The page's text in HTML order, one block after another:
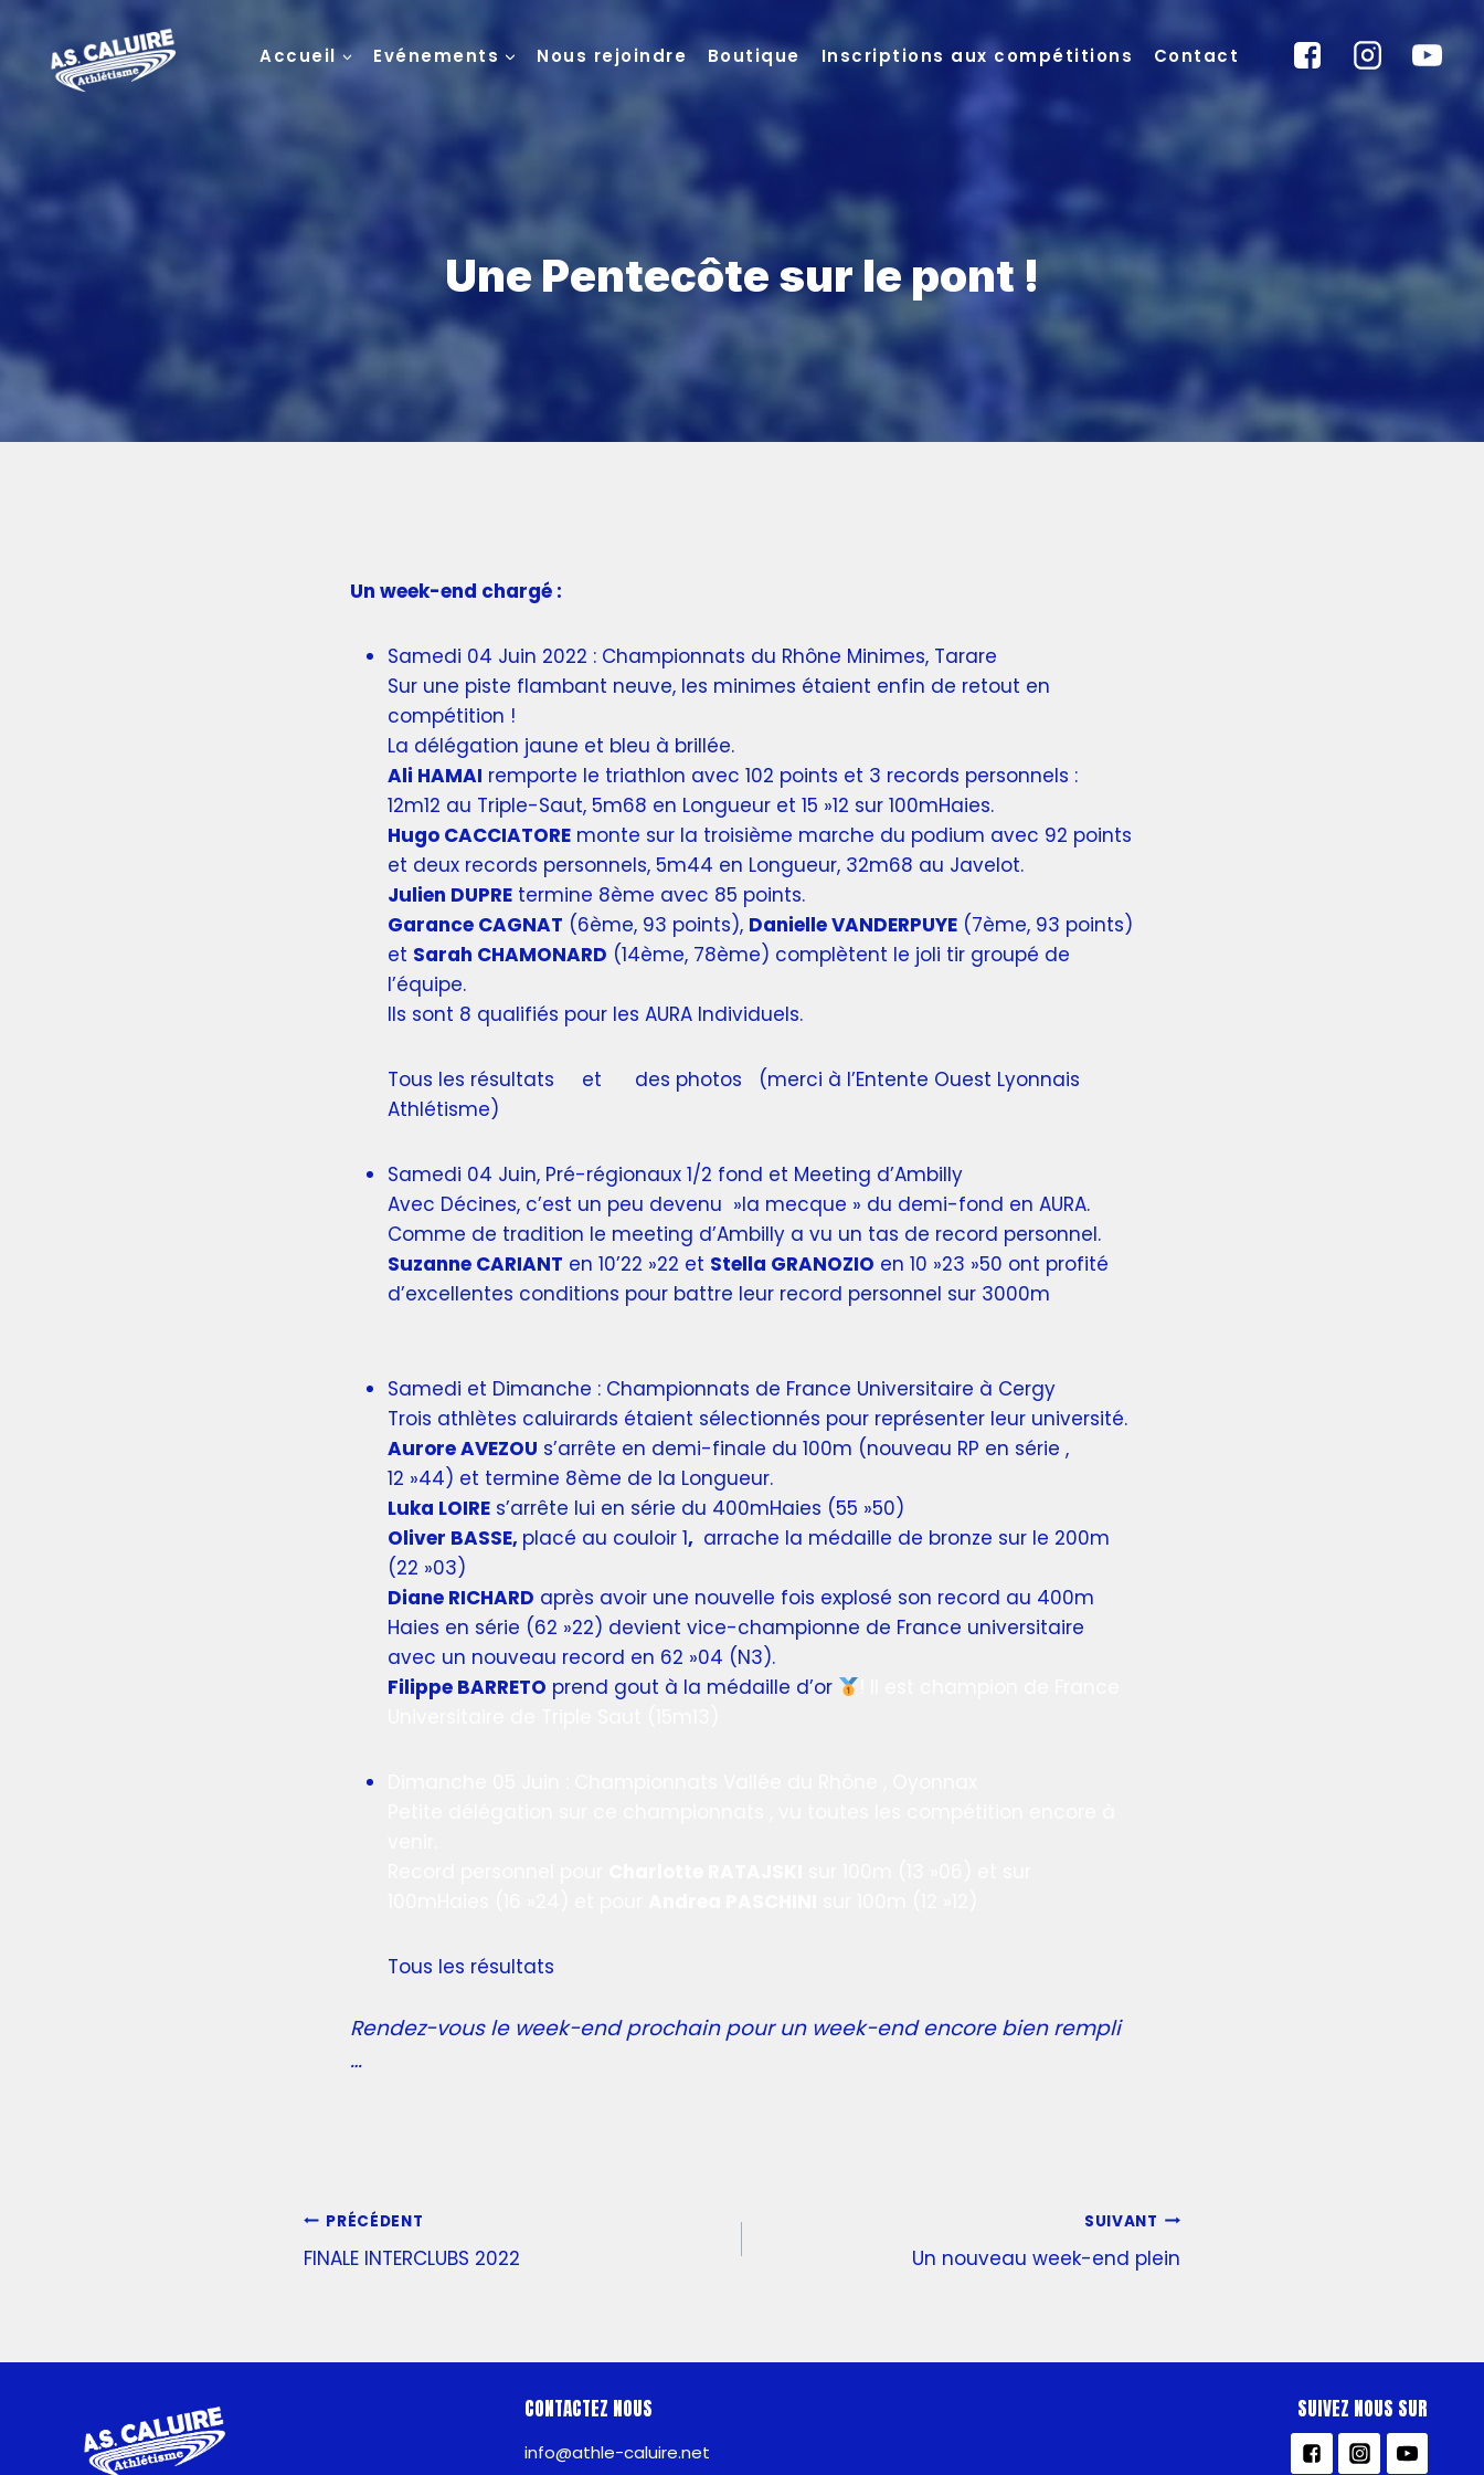
Accueil Evénements Nous rejoindre Boutique Inscriptions aux compétitions Contact
Une Pentecôte sur le pont !
Un week-end chargé :
Samedi 04 Juin 2022 : Championnats du Rhône Minimes, Tarare
Sur une piste flambant neuve, les minimes étaient enfin de retout en
compétition !
La délégation jaune et bleu à brillée.
Ali HAMAI remporte le triathlon avec 102 points et 3 records personnels :
12m12 au Triple-Saut, 5m68 en Longueur et 15 »12 sur 100mHaies.
Hugo CACCIATORE monte sur la troisième marche du podium avec 92 points
et deux records personnels, 5m44 en Longueur, 32m68 au Javelot.
Julien DUPRE termine 8ème avec 85 points.
Garance CAGNAT (6ème, 93 points), Danielle VANDERPUYE (7ème, 93 points)
et Sarah CHAMONARD (14ème, 78ème) complètent le joli tir groupé de
l’équipe.
Ils sont 8 qualifiés pour les AURA Individuels.
Tous les résultats et des photos (merci à l’Entente Ouest Lyonnais
Athlétisme)
Samedi 04 Juin, Pré-régionaux 1/2 fond et Meeting d’Ambilly
Avec Décines, c’est un peu devenu »la mecque » du demi-fond en AURA.
Comme de tradition le meeting d’Ambilly a vu un tas de record personnel.
Suzanne CARIANT en 10’22 »22 et Stella GRANOZIO en 10 »23 »50 ont profité
d’excellentes conditions pour battre leur record personnel sur 3000m
Samedi et Dimanche : Championnats de France Universitaire à Cergy
Trois athlètes caluirards étaient sélectionnés pour représenter leur université.
Aurore AVEZOU s’arrête en demi-finale du 100m (nouveau RP en série ,
12 »44) et termine 8ème de la Longueur.
Luka LOIRE s’arrête lui en série du 400mHaies (55 »50)
Oliver BASSE, placé au couloir 1, arrache la médaille de bronze sur le 200m
(22 »03)
Diane RICHARD après avoir une nouvelle fois explosé son record au 400m
Haies en série (62 »22) devient vice-championne de France universitaire
avec un nouveau record en 62 »04 (N3).
Filippe BARRETO prend gout à la médaille d’or
Tous les résultats
Rendez-vous le week-end prochain pour un week-end encore bien rempli
…
PRÉCÉDENT
FINALE INTERCLUBS 2022
SUIVANT
Un nouveau week-end plein
CONTACTEZ NOUS
info@athle-caluire.net
SUIVEZ NOUS SUR